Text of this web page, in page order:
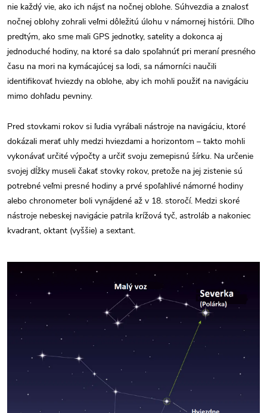
nie každý vie, ako ich nájsť na nočnej oblohe. Súhvezdia a znalosť
nočnej oblohy zohrali veľmi dôležitú úlohu v námornej histórii. Dlho
predtým, ako sme mali GPS jednotky, satelity a dokonca aj
jednoduché hodiny, na ktoré sa dalo spoľahnúť pri meraní presného
času na mori na kymácajúcej sa lodi, sa námorníci naučili
identifikovať hviezdy na oblohe, aby ich mohli použiť na navigáciu
mimo dohľadu pevniny.
Pred stovkami rokov si ľudia vyrábali nástroje na navigáciu, ktoré
dokázali merať uhly medzi hviezdami a horizontom – takto mohli
vykonávať určité výpočty a určiť svoju zemepisnú šírku. Na určenie
svojej dĺžky museli čakať stovky rokov, pretože na jej zistenie sú
potrebné veľmi presné hodiny a prvé spoľahlivé námorné hodiny
alebo chronometer boli vynájdené až v 18. storočí. Medzi skoré
nástroje nebeskej navigácie patrila krížová tyč, astroláb a nakoniec
kvadrant, oktant (vyššie) a sextant.